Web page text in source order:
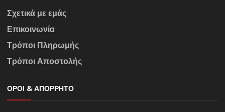
Σχετικά με εμάς
Επικοινωνία
Τρόποι Πληρωμής
Τρόποι Αποστολής
ΌΡΟΙ & ΑΠΌΡΡΗΤΟ